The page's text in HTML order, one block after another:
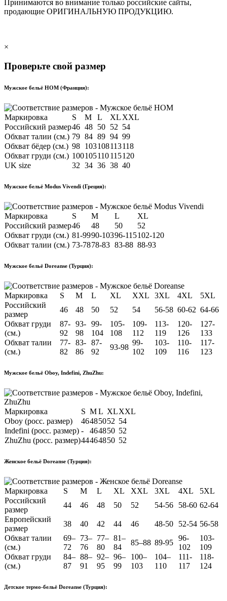
Принимаются во внимание только российские сайты,
продающие ОРИГИНАЛЬНУЮ ПРОДУКЦИЮ.
×
Проверьте свой размер
Мужское бельё HOM (Франция):
Маркировка S M L XL XXL
Российский размер46 48 50 52 54
Обхват талии (см.) 79 84 89 94 99
Обхват бёдер (см.) 98 103108113118
Обхват груди (см.) 100105110115120
UK size
32 34 36 38 40
Мужское бельё Modus Vivendi (Греция):
Маркировка S M L
XL
Российский размер46 48 50
52
Обхват груди (см.) 81-9990-10396-115102-120
Обхват талии (см.) 73-7878-83 83-88 88-93
Мужское бельё Doreanse (Турция):
Маркировка S M L XL XXL 3XL 4XL
5XL
Российский
размер
46 48 50 52 54 56-58 60-62 64-66
Обхват груди
(см.)
87-
92
93-
98
99-
104
105-
108
109-
112
113-
119
120-
126
127-
133
Обхват талии
(см.)
77-
82
83-
86
87-
92
93-98
99-
102
103-
109
110-
116
117-
123
Мужское бельё Oboy, Indefini, ZhuZhu:
Маркировка S ML XLXXL
Oboy (росс. размер)
46485052 54
Indefini (росс. размер) - 464850 52
ZhuZhu (росс. размер)44464850 52
Женское бельё Doreanse (Турция):
Маркировка S M L XL XXL 3XL 4XL
5XL
Российский
размер
44 46 48 50 52 54-56 58-60 62-64
Европейский
размер
38 40 42 44 46 48-50 52-54 56-58
Обхват талии
(см.)
69–
72
73–
76
77–
80
81–
84
85–88 89-95
96-
102
103-
109
Обхват груди
(см.)
84–
87
88–
91
92–
95
96–
99
100–
103
104–
110
111-
117
118-
124
Детское термо-бельё Doreanse (Турция):